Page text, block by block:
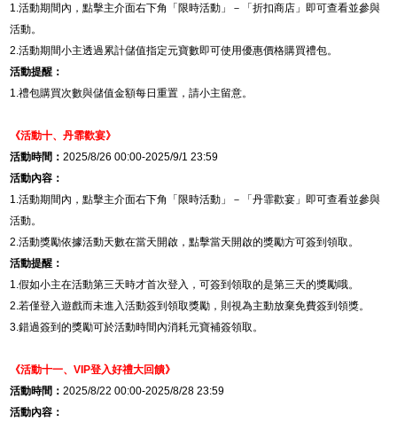
1.活動期間內，點擊主介面右下角「限時活動」－「折扣商店 」即可查看並參與
活動。
2.活動期間小主透過累計儲值指定元寶數即可使用優惠價格購買禮包。
活動提醒：
1.禮包購買次數與儲值金額每日重置，請小主留意。
《活動十、丹霏歡宴》
活動時間：2025/8/26 00:00-2025/9/1 23:59
活動內容：
1.活動期間內，點擊主介面右下角「限時活動」－「丹霏歡宴」即可查看並參與
活動。
2.活動獎勵依據活動天數在當天開啟，點擊當天開啟的獎勵方可簽到領取。
活動提醒：
1.假如小主在活動第三天時才首次登入，可簽到領取的是第三天的獎勵哦。
2.若僅登入遊戲而未進入活動簽到領取獎勵，則視為主動放棄免費簽到領獎。
3.錯過簽到的獎勵可於活動時間內消耗元寶補簽領取。
《活動十一、VIP登入好禮大回饋》
活動時間：2025/8/22 00:00-2025/8/28 23:59
活動內容：